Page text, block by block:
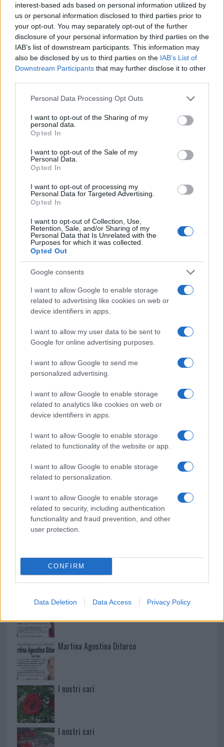
interest-based ads based on personal information utilized by
us or personal information disclosed to third parties prior to
your opt-out. You may separately opt-out of the further
disclosure of your personal information by third parties on the
IAB’s list of downstream participants. This information may
also be disclosed by us to third parties on the IAB’s List of
Downstream Participants that may further disclose it to other
Please note that this website/app uses one or more Google
not limited to your visit or usage behaviour. You may click to
grant or deny consent to Google and its third-party tags to
use your data for below specified purposes in below Google
consent section.
Personal Data Processing Opt Outs
I want to opt-out of the Sharing of my
personal data.
Opted In
I want to opt-out of the Sale of my
Personal Data.
Opted In
I want to opt-out of processing my
Personal Data for Targeted Advertising.
Opted In
I want to opt-out of Collection, Use,
Retention, Sale, and/or Sharing of my
Personal Data that Is Unrelated with the
Purposes for which it was collected.
Opted Out
Google consents
I want to allow Google to enable storage
related to advertising like cookies on web or
device identifiers in apps.
I want to allow my user data to be sent to
Google for online advertising purposes.
I want to allow Google to send me
personalized advertising.
I want to allow Google to enable storage
related to analytics like cookies on web or
device identifiers in apps.
I want to allow Google to enable storage
related to functionality of the website or app.
I want to allow Google to enable storage
related to personalization.
I want to allow Google to enable storage
related to security, including authentication
functionality and fraud prevention, and other
user protection.
CONFIRM
Data Deletion Data Access Privacy Policy
F
a
ce
b
o
o
k
T
w
it
te
r
Pi
n
te
re
st
W
h
at
s
A
p
p
S
h
a
re
Articolo precedente
Prossimo articolo
NOTIZIE RECENTI
Michelle Hunziker in Gallura, bella anche dal
vivo: un amico vip svela come fa
accoglienza minori chiude
Olbia, divieto di sosta contro spaccio e degrado:
esplode la protesta
Pausa caffè impeccabile: come scegliere la
soluzione ideale per la casa e l’ufficio
Monte Pino, la fine di un lungo dolore: storia e
rinascita della strada che segnò la Gallura
Raid nelle campagne di Berchidda, rischio per
la rete elettrica
Monte Pino, via i cancelli del cantiere: la Gallura
ritrova la strada
NECROLOGIE
Mario Malu
Paolo Pinna
Martina Agostina Diturco
I nostri cari
I nostri cari